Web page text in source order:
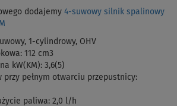
dodajemy 4-suwowy silnik spalinowy
1-cylindrowy, OHV
112 cm3
kW(KM): 3,6(5)
przy pełnym otwarciu przepustnicy:
paliwa: 2,0 l/h